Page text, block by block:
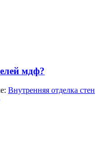
мдф?
Внутренняя отделка стен